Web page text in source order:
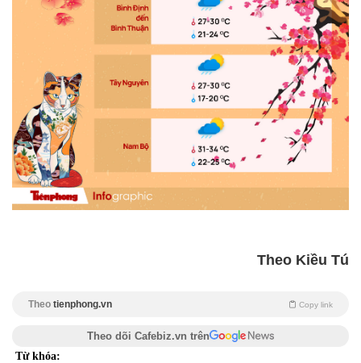
Theo Kiều Tú
Theo tienphong.vn Copy link
Theo dõi Cafebiz.vn trên
Từ khóa: